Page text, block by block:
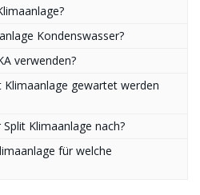
Kondenswasser?
verwenden?
gewartet werden
Klimaanlage nach?
für welche